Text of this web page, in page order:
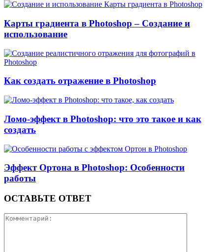
Карты градиента в Photoshop – Создание и
использование
Как создать отражение в Photoshop
Ломо-эффект в Photoshop: что это такое и как
создать
Эффект Ортона в Photoshop: Особенности
работы
ОСТАВЬТЕ ОТВЕТ